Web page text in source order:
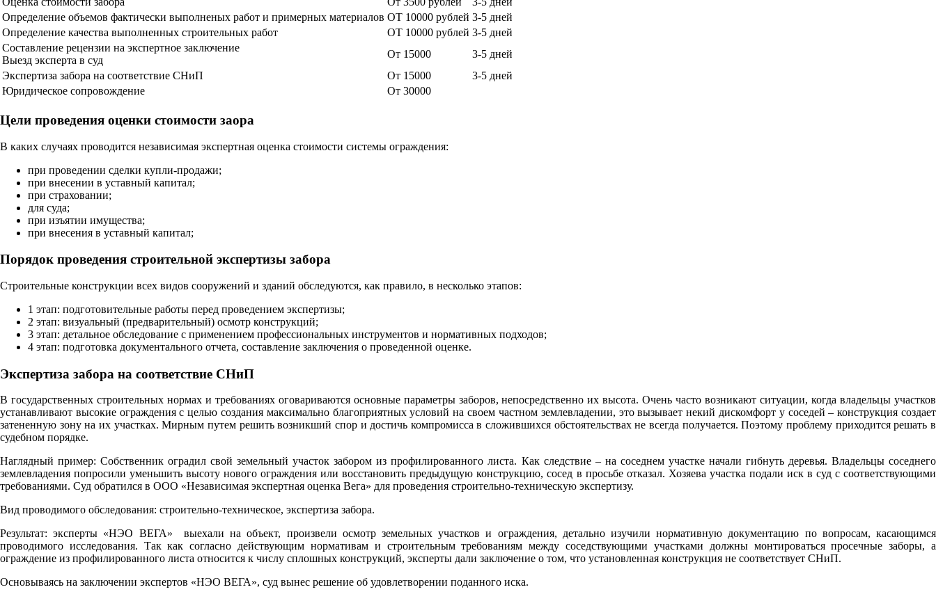
Определение объемов фактически выполненых работ и примерных материалов ОТ 10000 рублей 3-5 дней
Определение качества выполненных строительных работ
ОТ 10000 рублей 3-5 дней
Составление рецензии на экспертное заключение
Выезд эксперта в суд
От 15000
3-5 дней
Экспертиза забора на соответствие СНиП
От 15000
3-5 дней
Юридическое сопровождение
От 30000
Цели проведения оценки стоимости заора
В каких случаях проводится независимая экспертная оценка стоимости системы ограждения:
при проведении сделки купли-продажи;
при внесении в уставный капитал;
при страховании;
для суда;
при изъятии имущества;
при внесения в уставный капитал;
Порядок проведения строительной экспертизы забора
Строительные конструкции всех видов сооружений и зданий обследуются, как правило, в несколько этапов:
1 этап: подготовительные работы перед проведением экспертизы;
2 этап: визуальный (предварительный) осмотр конструкций;
3 этап: детальное обследование с применением профессиональных инструментов и нормативных подходов;
4 этап: подготовка документального отчета, составление заключения о проведенной оценке.
Экспертиза забора на соответствие СНиП
В государственных строительных нормах и требованиях оговариваются основные параметры заборов, непосредственно их высота. Очень часто возникают ситуации, когда владельцы участков
устанавливают высокие ограждения с целью создания максимально благоприятных условий на своем частном землевладении, это вызывает некий дискомфорт у соседей – конструкция создает
затененную зону на их участках. Мирным путем решить возникший спор и достичь компромисса в сложившихся обстоятельствах не всегда получается. Поэтому проблему приходится решать в
судебном порядке.
Наглядный пример: Собственник оградил свой земельный участок забором из профилированного листа. Как следствие – на соседнем участке начали гибнуть деревья. Владельцы соседнего
землевладения попросили уменьшить высоту нового ограждения или восстановить предыдущую конструкцию, сосед в просьбе отказал. Хозяева участка подали иск в суд с соответствующими
требованиями. Суд обратился в ООО «Независимая экспертная оценка Вега» для проведения строительно-техническую экспертизу.
Вид проводимого обследования: строительно-техническое, экспертиза забора.
Результат: эксперты «НЭО ВЕГА» выехали на объект, произвели осмотр земельных участков и ограждения, детально изучили нормативную документацию по вопросам, касающимся
проводимого исследования. Так как согласно действующим нормативам и строительным требованиям между соседствующими участками должны монтироваться просечные заборы, а
ограждение из профилированного листа относится к числу сплошных конструкций, эксперты дали заключение о том, что установленная конструкция не соответствует СНиП.
Основываясь на заключении экспертов «НЭО ВЕГА», суд вынес решение об удовлетворении поданного иска.